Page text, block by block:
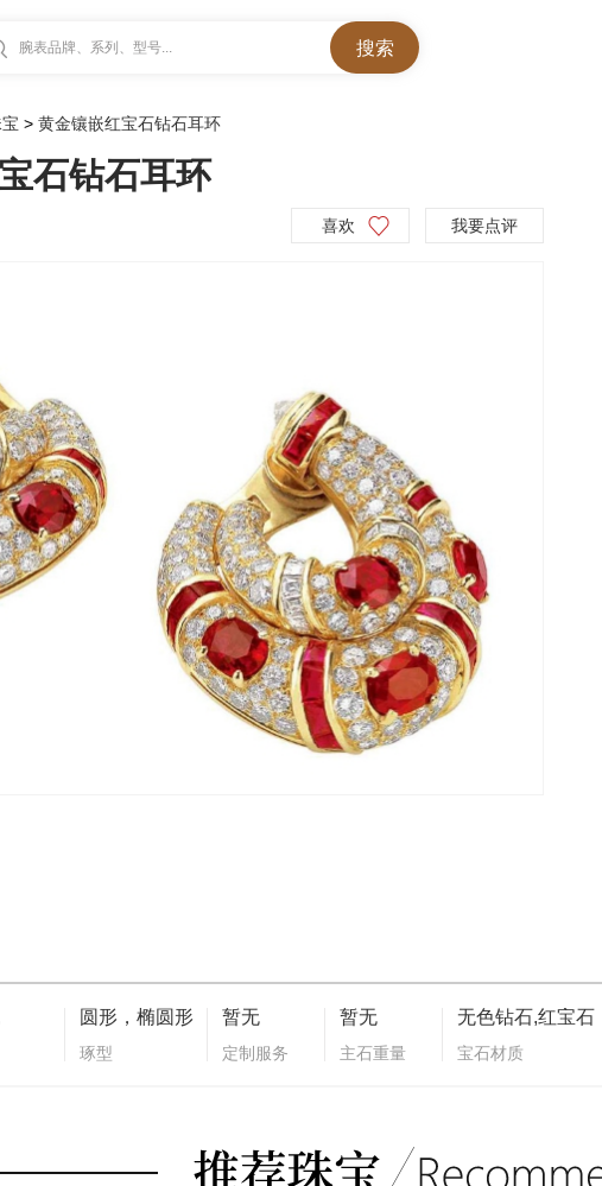
腕表品牌、系列、型号...
> 黄金镶嵌红宝石钻石耳环
石钻石耳环
喜欢 我要点评
圆形，椭圆形
琢型
暂无
定制服务
暂无
主石重量
无色钻石,红宝石
宝石材质